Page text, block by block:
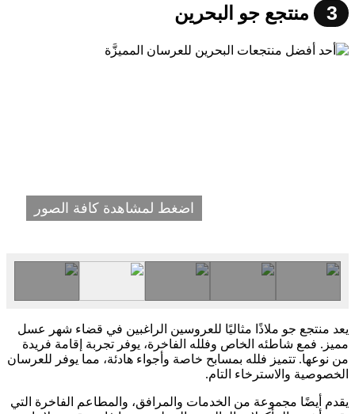
3 منتجع جو البحرين
اضغط لمشاهدة كافة الصور
يعد منتجع جو ملاذًا مثاليًا للعروسين الراغبين في قضاء شهر عسل
مميز. فمع شاطئه الخاص وفلله الفاخرة، يوفر تجربة إقامة فريدة
من نوعها. تتميز فلله بمسابح خاصة وأجواء هادئة، مما يوفر للعرسان
الخصوصية والاسترخاء التام.
يقدم أيضًا مجموعة من الخدمات والمرافق، والمطاعم الفاخرة التي